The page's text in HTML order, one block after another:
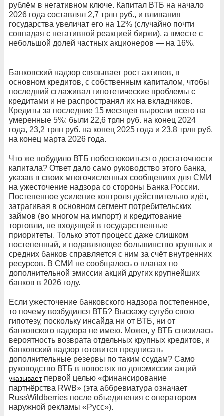
рублём в негативном ключе. Капитал ВТБ на начало
2026 года составлял 2,7 трлн руб., и вливания
государства увеличат его на 12% (случайно почти
совпадая с негативной реакцией биржи), а вместе с
небольшой долей частных акционеров — на 16%.
Банковский надзор связывает рост активов, в
основном кредитов, с собственным капиталом, чтобы
последний сглаживал гипотетические проблемы с
кредитами и не распространял их на вкладчиков.
Кредиты за последние 15 месяцев выросли всего на
умеренные 5%: были 22,6 трлн руб. на конец 2024
года, 23,2 трлн руб. на конец 2025 года и 23,8 трлн руб.
на конец марта 2026 года.
Что же побудило ВТБ побеспокоиться о достаточности
капитала? Ответ дало само руководство этого банка,
указав в своих многочисленных сообщениях для СМИ
на ужесточение надзора со стороны Банка России.
Постепенное усиление контроля действительно идёт,
затрагивая в основном сегмент потребительских
займов (во многом на импорт) и кредитование
торговли, не входящей в государственные
приоритеты. Только этот процесс даже слишком
постепенный, и подавляющее большинство крупных и
средних банков справляется с ним за счёт внутренних
ресурсов. В СМИ не сообщалось о планах по
дополнительной эмиссии акций других крупнейших
банков в 2026 году.
Если ужесточение банковского надзора постепенное,
то почему возбудился ВТБ? Выскажу сугубо свою
гипотезу, поскольку инсайда ни от ВТБ, ни от
банковского надзора не имею. Может, у ВТБ снизилась
вероятность возврата отдельных крупных кредитов, и
банковский надзор готовится предписать
дополнительные резервы по таким ссудам? Само
руководство ВТБ в новостях по допэмиссии акций
указываетпервой целью «финансирование
партнёрства RWB» (эта аббревиатура означает
RussWildberries после объединения с оператором
наружной рекламы «Русс»).